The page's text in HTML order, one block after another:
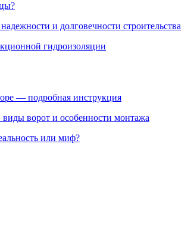
и долговечности строительства
гидроизоляции
— подробная инструкция
ворот и особенности монтажа
или миф?